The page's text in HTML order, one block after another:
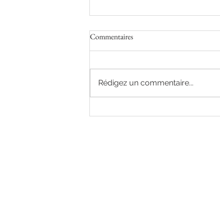
Commentaires
Rédigez un commentaire...